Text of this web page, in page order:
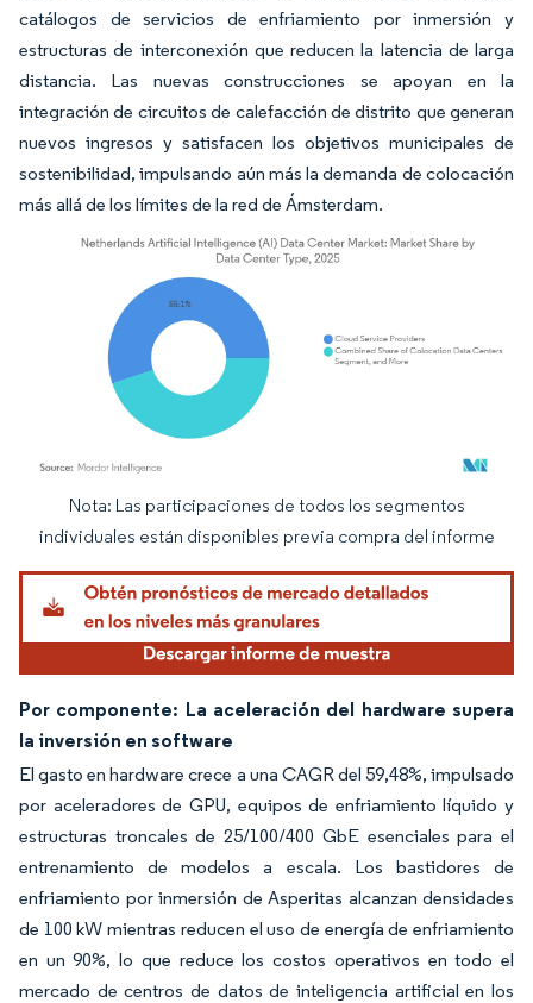
catálogos de servicios de enfriamiento por inmersión y
estructuras de interconexión que reducen la latencia de larga
distancia. Las nuevas construcciones se apoyan en la
integración de circuitos de calefacción de distrito que generan
nuevos ingresos y satisfacen los objetivos municipales de
sostenibilidad, impulsando aún más la demanda de colocación
más allá de los límites de la red de Ámsterdam.
Imagen © Mordor Intelligence. El uso requiere atribución según CC BY 4.0.
Nota: Las participaciones de todos los segmentos
individuales están disponibles previa compra del informe
Por componente: La aceleración del hardware supera
la inversión en software
El gasto en hardware crece a una CAGR del 59,48%, impulsado
por aceleradores de GPU, equipos de enfriamiento líquido y
estructuras troncales de 25/100/400 GbE esenciales para el
entrenamiento de modelos a escala. Los bastidores de
enfriamiento por inmersión de Asperitas alcanzan densidades
de 100 kW mientras reducen el uso de energía de enfriamiento
en un 90%, lo que reduce los costos operativos en todo el
mercado de centros de datos de inteligencia artificial en los